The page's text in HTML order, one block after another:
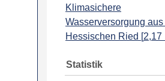
Klimasichere
Wasserversorgung
Hessischen Ried [2,17
Statistik